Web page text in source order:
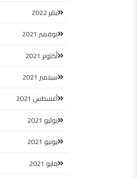
يناير 2022
نوفمبر 2021
أكتوبر 2021
سبتمبر 2021
أغسطس 2021
يوليو 2021
يونيو 2021
مايو 2021